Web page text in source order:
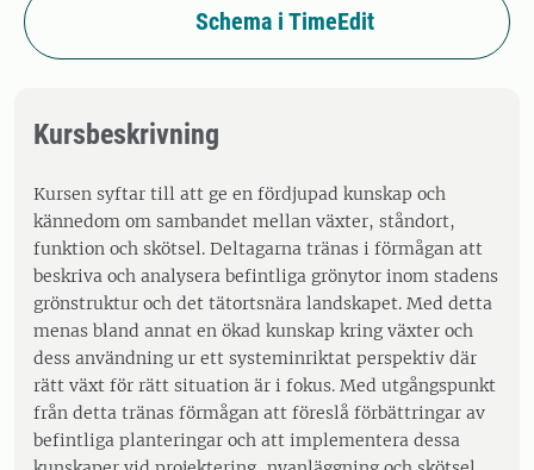
Schema i TimeEdit
Kursbeskrivning
Kursen syftar till att ge en fördjupad kunskap och
kännedom om sambandet mellan växter, ståndort,
funktion och skötsel. Deltagarna tränas i förmågan att
beskriva och analysera befintliga grönytor inom stadens
grönstruktur och det tätortsnära landskapet. Med detta
menas bland annat en ökad kunskap kring växter och
dess användning ur ett systeminriktat perspektiv där
rätt växt för rätt situation är i fokus. Med utgångspunkt
från detta tränas förmågan att föreslå förbättringar av
befintliga planteringar och att implementera dessa